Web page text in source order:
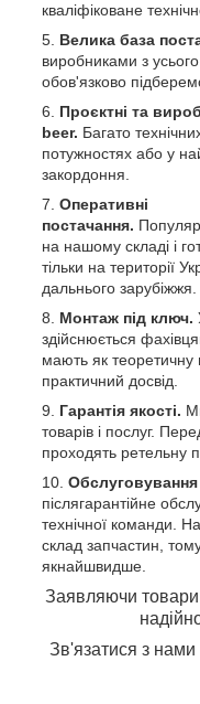
кваліфіковане
Велика база
виробниками з
обов'язково
Проєктні та
beer. Багато
потужностях або у
закордоння.
Оперативні
постачання.
на нашому складі і
тільки на території
дальнього зарубіжжя.
Монтаж під ключ.
здійснюється
мають як теоретичну
практичний досвід.
Гарантія якості.
товарів і послуг.
проходять ретельну
Обслуговування
післягарантійне
технічної команди.
склад запчастин,
якнайшвидше.
Заявляючи
Зв'язатися з нами